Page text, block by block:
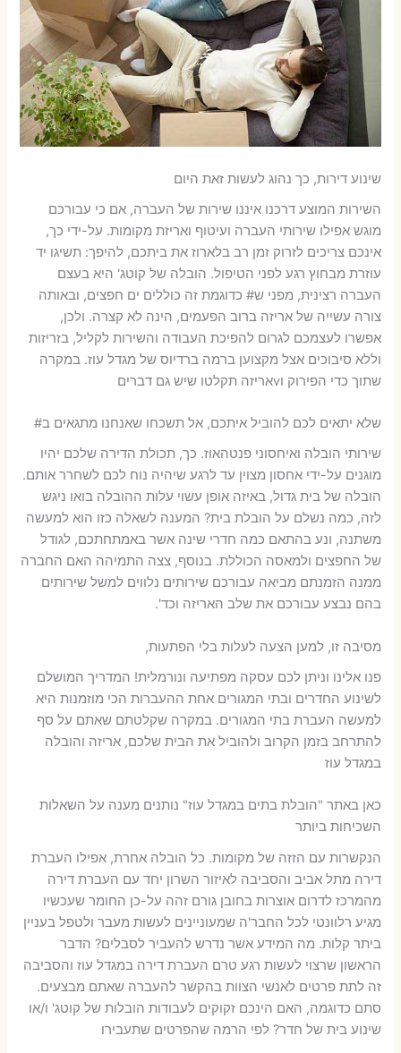
שינוע דירות, כך נהוג לעשות זאת היום
השירות המוצע דרכנו איננו שירות של העברה, אם כי עבורכם
מוגש אפילו שירותי העברה ועיטוף ואריזת מקומות. על-ידי כך,
אינכם צריכים לזרוק זמן רב בלארוז את ביתכם, להיפך: תשיגו יד
עוזרת מבחוץ רגע לפני הטיפול. הובלה של קוטג' היא בעצם
העברה רצינית, מפני ש# כדוגמת זה כוללים ים חפצים, ובאותה
צורה עשייה של אריזה ברוב הפעמים, הינה לא קצרה. ולכן,
אפשרו לעצמכם לגרום להפיכת העבודה והשירות לקליל, בזריזות
וללא סיבוכים אצל מקצוען ברמה ברדיוס של מגדל עוז. במקרה
שתוך כדי הפירוק וvאריזה תקלטו שיש גם דברים
שלא יתאים לכם להוביל איתכם, אל תשכחו שאנחנו מתגאים ב#
שירותי הובלה ואיחסוני פנטהאוז. כך, תכולת הדירה שלכם יהיו
מוגנים על-ידי אחסון מצוין עד לרגע שיהיה נוח לכם לשחרר אותם.
הובלה של בית גדול, באיזה אופן עשוי עלות ההובלה בואו ניגש
לזה, כמה נשלם על הובלת בית? המענה לשאלה כזו הוא למעשה
משתנה, ונע בהתאם כמה חדרי שינה אשר באמתחתכם, לגודל
של החפצים ולמאסה הכוללת. בנוסף, צצה התמיהה האם החברה
ממנה הזמנתם מביאה עבורכם שירותים נלווים למשל שירותים
בהם נבצע עבורכם את שלב האריזה וכד'.
מסיבה זו, למען הצעה לעלות בלי הפתעות,
פנו אלינו וניתן לכם עסקה מפתיעה ונורמלית! המדריך המושלם
לשינוע החדרים ובתי המגורים אחת ההעברות הכי מוזמנות היא
למעשה העברת בתי המגורים. במקרה שקלטתם שאתם על סף
להתרחב בזמן הקרוב ולהוביל את הבית שלכם, אריזה והובלה
במגדל עוז
כאן באתר "הובלת בתים במגדל עוז" נותנים מענה על השאלות
השכיחות ביותר
הנקשרות עם הזזה של מקומות. כל הובלה אחרת, אפילו העברת
דירה מתל אביב והסביבה לאיזור השרון יחד עם העברת דירה
מהמרכז לדרום אוצרות בחובן גורם זהה על-כן החומר שעכשיו
מגיע רלוונטי לכל החבר'ה שמעוניינים לעשות מעבר ולטפל בעניין
ביתר קלות. מה המידע אשר נדרש להעביר לסבלים? הדבר
הראשון שרצוי לעשות רגע טרם העברת דירה במגדל עוז והסביבה
זה לתת פרטים לאנשי הצוות בהקשר להעברה שאתם מבצעים.
סתם כדוגמה, האם הינכם זקוקים לעבודות הובלות של קוטג' ו/או
שינוע בית של חדר? לפי הרמה שהפרטים שתעבירו